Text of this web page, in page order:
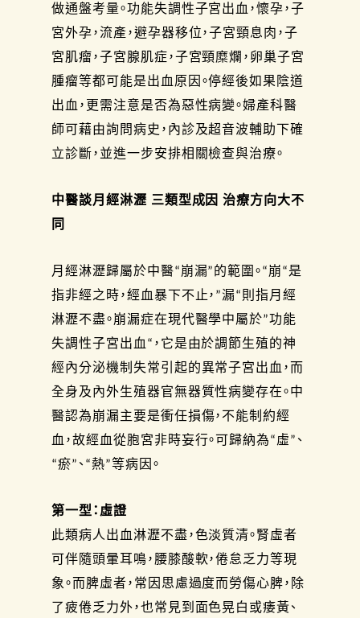
做通盤考量。功能失調性子宮出血，懷孕，子
宮外孕，流產，避孕器移位，子宮頸息肉，子
宮肌瘤，子宮腺肌症，子宮頸糜爛，卵巢子宮
腫瘤等都可能是出血原因。停經後如果陰道
出血，更需注意是否為惡性病變。婦產科醫
師可藉由詢問病史，內診及超音波輔助下確
立診斷，並進一步安排相關檢查與治療。
中醫談月經淋瀝 三類型成因 治療方向大不
同
月經淋瀝歸屬於中醫“崩漏”的範圍。“崩“是
指非經之時，經血暴下不止，”漏“則指月經
淋瀝不盡。崩漏症在現代醫學中屬於”功能
失調性子宮出血“，它是由於調節生殖的神
經內分泌機制失常引起的異常子宮出血，而
全身及內外生殖器官無器質性病變存在。中
醫認為崩漏主要是衝任損傷，不能制約經
血，故經血從胞宮非時妄行。可歸納為“虛”、
“瘀”、“熱”等病因。
第一型：虛證
此類病人出血淋瀝不盡，色淡質清。腎虛者
可伴隨頭暈耳鳴，腰膝酸軟，倦怠乏力等現
象。而脾虛者，常因思慮過度而勞傷心脾，除
了疲倦乏力外，也常見到面色晃白或痿黃、